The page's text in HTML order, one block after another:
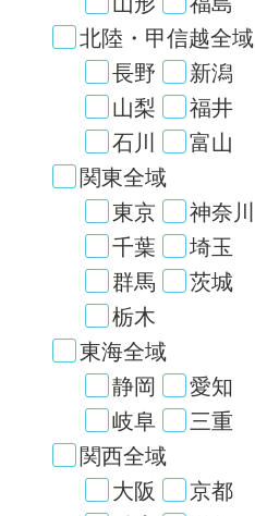
北陸・甲信越全域
長野
新潟
山梨
福井
石川
富山
関東全域
東京
神奈川
千葉
埼玉
群馬
茨城
栃木
東海全域
静岡
愛知
岐阜
三重
関西全域
大阪
京都